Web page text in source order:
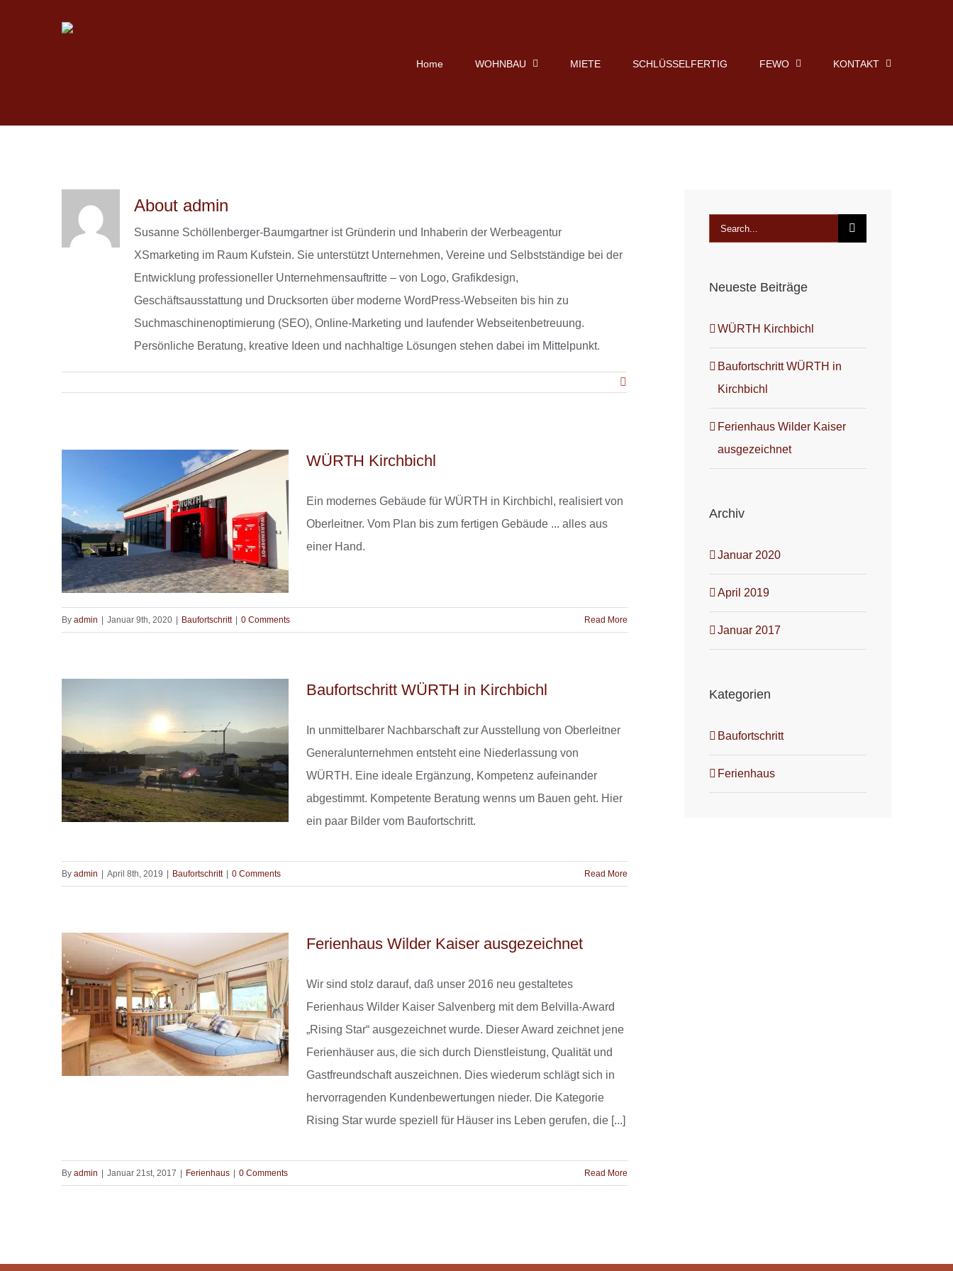
Home WOHNBAU MIETE SCHLÜSSELFERTIG FEWO KONTAKT
About admin
Susanne Schöllenberger-Baumgartner ist Gründerin und Inhaberin der Werbeagentur
XSmarketing im Raum Kufstein. Sie unterstützt Unternehmen, Vereine und Selbstständige bei der
Entwicklung professioneller Unternehmensauftritte – von Logo, Grafikdesign,
Geschäftsausstattung und Drucksorten über moderne WordPress-Webseiten bis hin zu
Suchmaschinenoptimierung (SEO), Online-Marketing und laufender Webseitenbetreuung.
Persönliche Beratung, kreative Ideen und nachhaltige Lösungen stehen dabei im Mittelpunkt.
WÜRTH Kirchbichl
WÜRTH Kirchbichl
Ein modernes Gebäude für WÜRTH in Kirchbichl, realisiert von
Oberleitner. Vom Plan bis zum fertigen Gebäude ... alles aus
einer Hand.
By admin Januar 9th, 2020 Baufortschritt 0 Comments Read More
Kirchbichl
Baufortschritt WÜRTH in Kirchbichl
In unmittelbarer Nachbarschaft zur Ausstellung von Oberleitner
Generalunternehmen entsteht eine Niederlassung von
WÜRTH. Eine ideale Ergänzung, Kompetenz aufeinander
abgestimmt. Kompetente Beratung wenns um Bauen geht. Hier
ein paar Bilder vom Baufortschritt.
By admin April 8th, 2019 Baufortschritt 0 Comments Read More
ausgezeichnet
Ferienhaus Wilder Kaiser ausgezeichnet
Wir sind stolz darauf, daß unser 2016 neu gestaltetes
Ferienhaus Wilder Kaiser Salvenberg mit dem Belvilla-Award
„Rising Star“ ausgezeichnet wurde. Dieser Award zeichnet jene
Ferienhäuser aus, die sich durch Dienstleistung, Qualität und
Gastfreundschaft auszeichnen. Dies wiederum schlägt sich in
hervorragenden Kundenbewertungen nieder. Die Kategorie
Rising Star wurde speziell für Häuser ins Leben gerufen, die [...]
By admin Januar 21st, 2017 Ferienhaus 0 Comments Read More
Search
Neueste Beiträge
WÜRTH Kirchbichl
Baufortschritt WÜRTH in
Kirchbichl
Ferienhaus Wilder Kaiser
ausgezeichnet
Archiv
Januar 2020
April 2019
Januar 2017
Kategorien
Baufortschritt
Ferienhaus